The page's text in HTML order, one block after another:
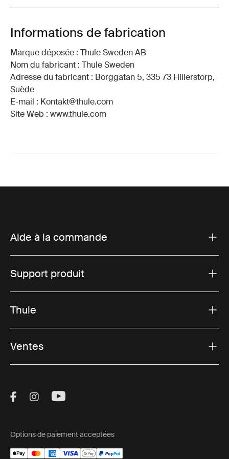
Informations de fabrication
Marque déposée : Thule Sweden AB
Nom du fabricant : Thule Sweden
Adresse du fabricant : Borggatan 5, 335 73 Hillerstorp,
Suède
E-mail : Kontakt@thule.com
Site Web : www.thule.com
Aide à la commande
Support produit
Thule
Ventes
Visit Thule on Facebook (external link)
Visit Thule on Instagram (external link)
Visit Thule on Youtube (external
Options de paiement acceptées